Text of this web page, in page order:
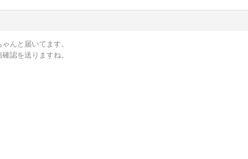
んと届いてます。
認を送りますね。